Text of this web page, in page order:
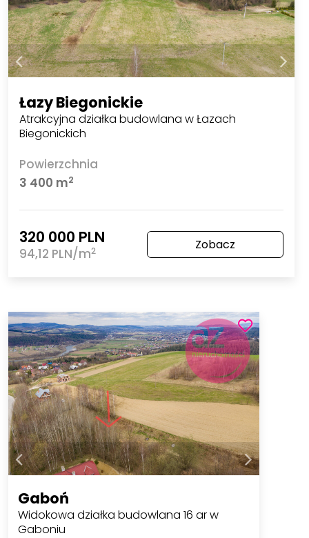
Łazy Biegonickie
Atrakcyjna działka budowlana w Łazach
Biegonickich
Powierzchnia
3 400 m2
320 000 PLN
94,12 PLN/m2 Zobacz
Gaboń
Widokowa działka budowlana 16 ar w
Gaboniu